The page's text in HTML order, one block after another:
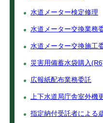
水道メーター検定修理
水道メーター交換業務
水道メーター交換施工
災害用備蓄水袋購入
広報紙配布業務委託
上下水道局庁舎室外機
指定納付受託者による